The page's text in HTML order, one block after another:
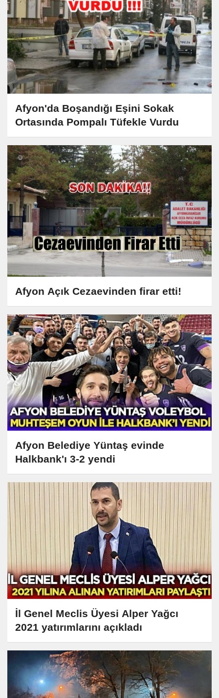
Afyon'da Boşandığı Eşini Sokak
Ortasında Pompalı Tüfekle Vurdu
Afyon Açık Cezaevinden firar etti!
Afyon Belediye Yüntaş evinde
Halkbank'ı 3-2 yendi
İl Genel Meclis Üyesi Alper Yağcı
2021 yatırımlarını açıkladı